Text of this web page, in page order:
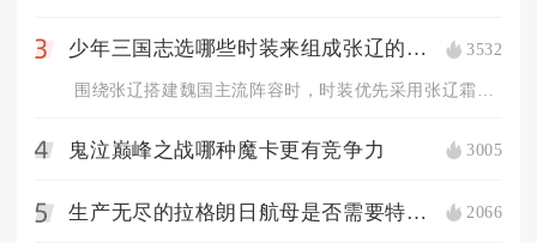
3 少年三国志选哪些时装来组成张辽的阵容比较好 3532
4 鬼泣巅峰之战哪种魔卡更有竞争力 3005
5 生产无尽的拉格朗日航母是否需要特殊许可证 2066